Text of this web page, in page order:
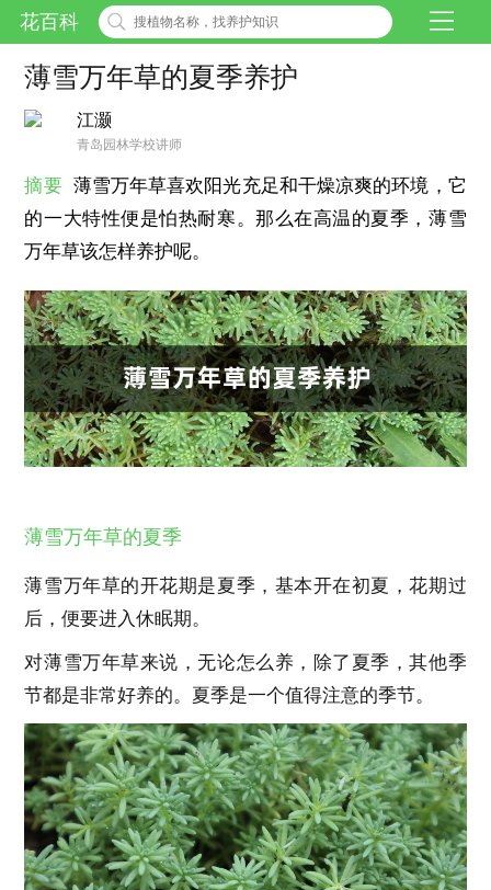
花百科
薄雪万年草的夏季养护
江灏
青岛园林学校讲师
摘要 薄雪万年草喜欢阳光充足和干燥凉爽的环境，它
的一大特性便是怕热耐寒。那么在高温的夏季，薄雪
万年草该怎样养护呢。
薄雪万年草的夏季
薄雪万年草的开花期是夏季，基本开在初夏，花期过
后，便要进入休眠期。
对薄雪万年草来说，无论怎么养，除了夏季，其他季
节都是非常好养的。夏季是一个值得注意的季节。